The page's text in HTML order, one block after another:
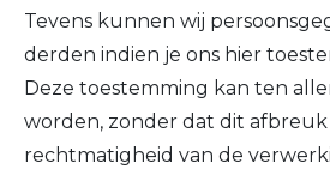
Tevens kunnen wij
derden indien je ons hier
Deze toestemming kan ten
worden, zonder dat dit afbreuk
rechtmatigheid van de